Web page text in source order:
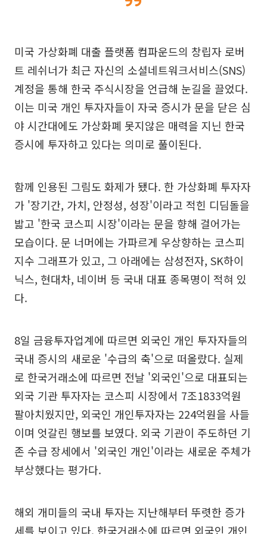
미국 가상화폐 대출 플랫폼 컴파운드의 창립자 로버
트 레쉬너가 최근 자신의 소셜네트워크서비스(SNS)
계정을 통해 한국 주식시장을 언급해 눈길을 끌었다.
이는 미국 개인 투자자들이 자국 증시가 문을 닫은 심
야 시간대에도 가상화폐 못지않은 매력을 지닌 한국
증시에 투자하고 있다는 의미로 풀이된다.
함께 인용된 그림도 화제가 됐다. 한 가상화폐 투자자
가 '장기간, 가치, 안정성, 성장'이라고 적힌 디딤돌을
밟고 '한국 코스피 시장'이라는 문을 향해 걸어가는
모습이다. 문 너머에는 가파르게 우상향하는 코스피
지수 그래프가 있고, 그 아래에는 삼성전자, SK하이
닉스, 현대차, 네이버 등 국내 대표 종목명이 적혀 있
다.
8일 금융투자업계에 따르면 외국인 개인 투자자들의
국내 증시의 새로운 '수급의 축'으로 떠올랐다. 실제
로 한국거래소에 따르면 전날 '외국인'으로 대표되는
외국 기관 투자자는 코스피 시장에서 7조1833억원
팔아치웠지만, 외국인 개인투자자는 224억원을 사들
이며 엇갈린 행보를 보였다. 외국 기관이 주도하던 기
존 수급 장세에서 '외국인 개인'이라는 새로운 주체가
부상했다는 평가다.
해외 개미들의 국내 투자는 지난해부터 뚜렷한 증가
세를 보이고 있다. 한국거래소에 따르면 외국인 개인